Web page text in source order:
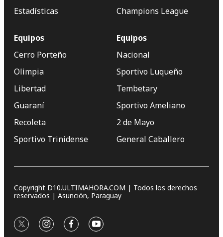
Estadísticas
Champions League
Equipos
Cerro Porteño
Olimpia
Libertad
Guaraní
Recoleta
Sportivo Trinidense
Equipos
Nacional
Sportivo Luqueño
Tembetary
Sportivo Ameliano
2 de Mayo
General Caballero
Copyright D10.ULTIMAHORA.COM | Todos los derechos
reservados | Asunción, Paraguay
twitterinstagram
facebookyoutube